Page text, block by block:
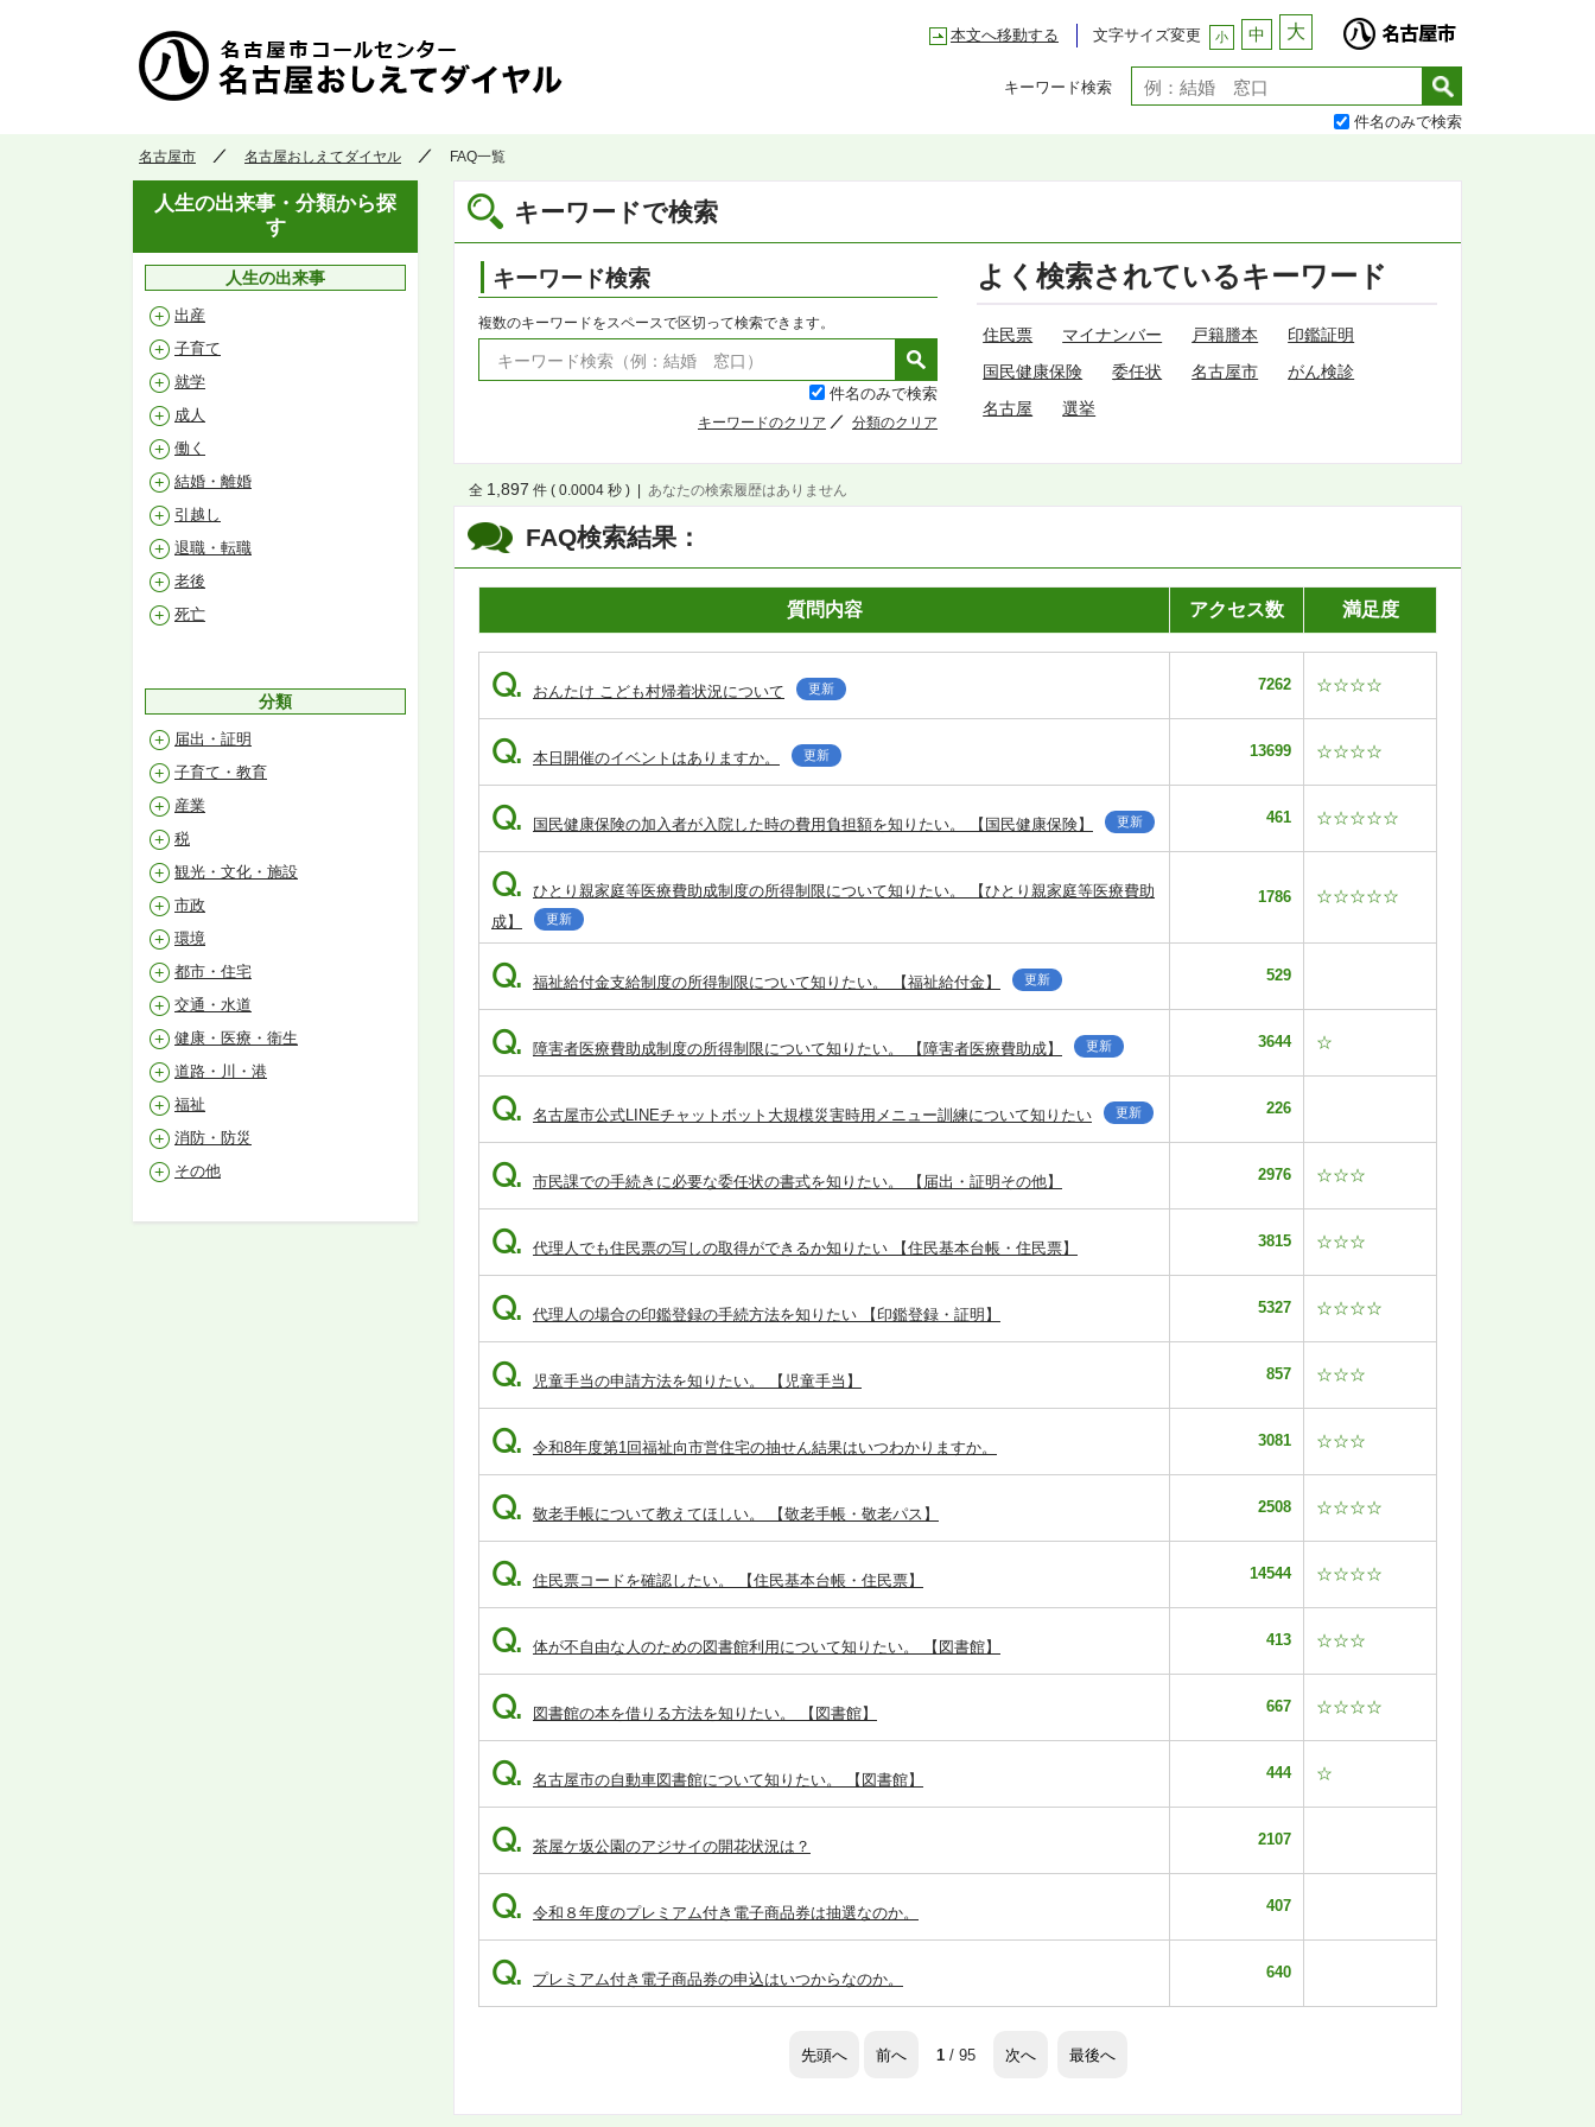
本文へ移動する 文字サイズ変更 小 中 大
キーワード検索
件名のみで検索
名古屋市 名古屋おしえてダイヤル FAQ一覧
キーワードで検索
キーワード検索
複数のキーワードをスペースで区切って検索できます。
件名のみで検索
キーワードのクリア 分類のクリア
よく検索されているキーワード
住民票 マイナンバー 戸籍謄本
印鑑証明
国民健康保険
委任状 名古屋市
がん検診
名古屋
選挙
FAQ検索結果：
全 1,897 件 ( 0.0004 秒 ) あなたの検索履歴はありません
質問内容 アクセス数 満足度
Q. おんたけ こども村帰着状況について 更新 7262 ☆☆☆☆
Q. 本日開催のイベントはありますか。 更新 13699 ☆☆☆☆
Q. 国民健康保険の加入者が入院した時の費用負担額を知りたい。 【国民健康保険】 更新 461 ☆☆☆☆☆
Q.
ひとり親家庭等医療費助成制度の所得制限について知りたい。 【ひとり親家庭等医療費助
成】
更新
1786 ☆☆☆☆☆
Q. 福祉給付金支給制度の所得制限について知りたい。 【福祉給付金】 更新 529
Q. 障害者医療費助成制度の所得制限について知りたい。 【障害者医療費助成】 更新 3644 ☆
Q. 名古屋市公式LINEチャットボット大規模災害時用メニュー訓練について知りたい 更新 226
Q. 市民課での手続きに必要な委任状の書式を知りたい。 【届出・証明その他】 2976 ☆☆☆
Q. 代理人でも住民票の写しの取得ができるか知りたい 【住民基本台帳・住民票】 3815 ☆☆☆
Q. 代理人の場合の印鑑登録の手続方法を知りたい 【印鑑登録・証明】 5327 ☆☆☆☆
Q. 児童手当の申請方法を知りたい。 【児童手当】 857 ☆☆☆
Q. 令和8年度第1回福祉向市営住宅の抽せん結果はいつわかりますか。 3081 ☆☆☆
Q. 敬老手帳について教えてほしい。 【敬老手帳・敬老パス】 2508 ☆☆☆☆
Q. 住民票コードを確認したい。 【住民基本台帳・住民票】 14544 ☆☆☆☆
Q. 体が不自由な人のための図書館利用について知りたい。 【図書館】 413 ☆☆☆
Q. 図書館の本を借りる方法を知りたい。 【図書館】 667 ☆☆☆☆
Q. 名古屋市の自動車図書館について知りたい。 【図書館】 444 ☆
Q. 茶屋ケ坂公園のアジサイの開花状況は？ 2107
Q. 令和８年度のプレミアム付き電子商品券は抽選なのか。 407
Q. プレミアム付き電子商品券の申込はいつからなのか。 640
先頭へ 前へ 1/ 95 次へ 最後へ
人生の出来事・分類から探
す
人生の出来事
出産
子育て
就学
成人
働く
結婚・離婚
引越し
退職・転職
老後
死亡
分類
届出・証明
子育て・教育
産業
税
観光・文化・施設
市政
環境
都市・住宅
交通・水道
健康・医療・衛生
道路・川・港
福祉
消防・防災
その他